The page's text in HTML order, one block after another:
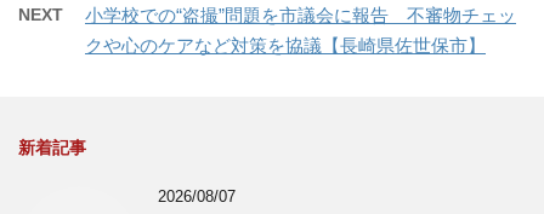
NEXT
小学校での“盗撮”問題を市議会に報告 不審物チェッ
クや心のケアなど対策を協議【長崎県佐世保市】
新着記事
2026/08/07